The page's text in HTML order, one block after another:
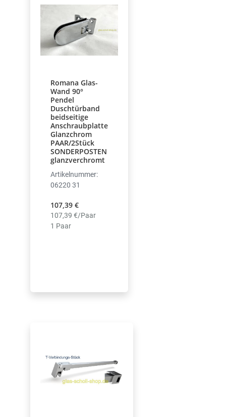
Romana Glas-
Wand 90°
Pendel
Duschtürband
beidseitige
Anschraubplatte
Glanzchrom
PAAR/2Stück
SONDERPOSTEN
glanzverchromt
Artikelnummer:
06220 31
107,39 €
107,39 €/Paar
1 Paar